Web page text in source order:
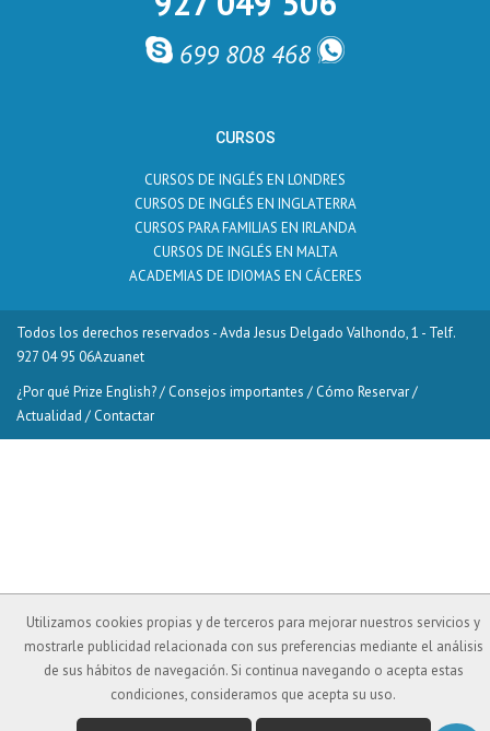
Utilizamos cookies propias y de terceros para mejorar nuestros servicios y
mostrarle publicidad relacionada con sus preferencias mediante el análisis
de sus hábitos de navegación. Si continua navegando o acepta estas
condiciones, consideramos que acepta su uso.
699 808 468
CURSOS
CURSOS DE INGLÉS EN LONDRES
CURSOS DE INGLÉS EN INGLATERRA
CURSOS PARA FAMILIAS EN IRLANDA
CURSOS DE INGLÉS EN MALTA
ACADEMIAS DE IDIOMAS EN CÁCERES
Todos los derechos reservados - Avda Jesus Delgado Valhondo, 1 - Telf.
927 04 95 06Azuanet
¿Por qué Prize English?/ Consejos importantes / Cómo Reservar/
Actualidad / Contactar